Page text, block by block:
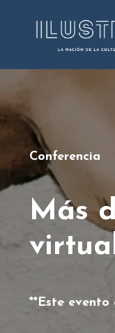
Conferencia
Más
**Este evento